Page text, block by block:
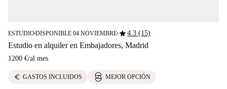
ESTUDIO■DISPONIBLE 04 NOVIEMBRE■star4.3 (15)
Estudio en alquiler en Embajadores, Madrid
1200 €/al mes
euro GASTOS INCLUIDOS MEJOR OPCIÓN